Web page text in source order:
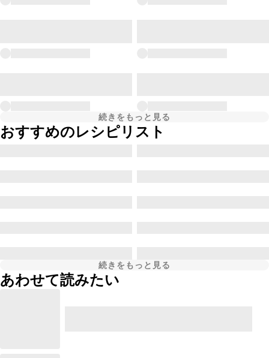
続きをもっと見る
おすすめのレシピリスト
続きをもっと見る
あわせて読みたい